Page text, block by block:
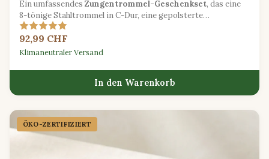
Ein umfassendes Zungentrommel-Geschenkset, das eine
8-tönige Stahltrommel in C-Dur, eine gepolsterte
Tragetasche, zwei Schlägel und ein Einsteiger-Liederbuch
enthält.
92,99 CHF
Klimaneutraler Versand
In den Warenkorb
ÖKO-ZERTIFIZIERT